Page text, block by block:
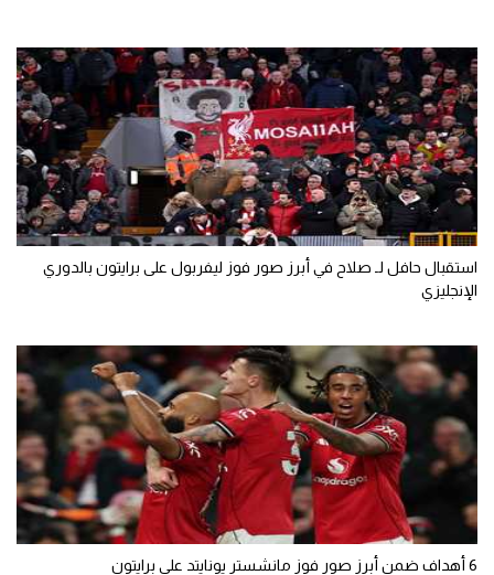
استقبال حافل لـ صلاح في أبرز صور فوز ليفربول على برايتون بالدوري
الإنجليزي
6 أهداف ضمن أبرز صور فوز مانشستر يونايتد على برايتون